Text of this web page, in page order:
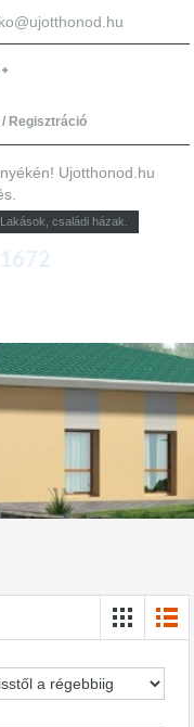
/ Regisztráció
családi házak.